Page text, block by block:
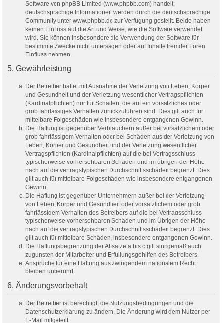
Software von phpBB Limited (www.phpbb.com) handelt;
deutschsprachige Informationen werden durch die deutschsprachige
Community unter www.phpbb.de zur Verfügung gestellt. Beide haben
keinen Einfluss auf die Art und Weise, wie die Software verwendet
wird. Sie können insbesondere die Verwendung der Software für
bestimmte Zwecke nicht untersagen oder auf Inhalte fremder Foren
Einfluss nehmen.
5. Gewährleistung
Der Betreiber haftet mit Ausnahme der Verletzung von Leben, Körper
und Gesundheit und der Verletzung wesentlicher Vertragspflichten
(Kardinalpflichten) nur für Schäden, die auf ein vorsätzliches oder
grob fahrlässiges Verhalten zurückzuführen sind. Dies gilt auch für
mittelbare Folgeschäden wie insbesondere entgangenen Gewinn.
Die Haftung ist gegenüber Verbrauchern außer bei vorsätzlichem oder
grob fahrlässigem Verhalten oder bei Schäden aus der Verletzung von
Leben, Körper und Gesundheit und der Verletzung wesentlicher
Vertragspflichten (Kardinalpflichten) auf die bei Vertragsschluss
typischerweise vorhersehbaren Schäden und im übrigen der Höhe
nach auf die vertragstypischen Durchschnittsschäden begrenzt. Dies
gilt auch für mittelbare Folgeschäden wie insbesondere entgangenen
Gewinn.
Die Haftung ist gegenüber Unternehmern außer bei der Verletzung
von Leben, Körper und Gesundheit oder vorsätzlichem oder grob
fahrlässigem Verhalten des Betreibers auf die bei Vertragsschluss
typischerweise vorhersehbaren Schäden und im Übrigen der Höhe
nach auf die vertragstypischen Durchschnittsschäden begrenzt. Dies
gilt auch für mittelbare Schäden, insbesondere entgangenen Gewinn.
Die Haftungsbegrenzung der Absätze a bis c gilt sinngemäß auch
zugunsten der Mitarbeiter und Erfüllungsgehilfen des Betreibers.
Ansprüche für eine Haftung aus zwingendem nationalem Recht
bleiben unberührt.
6. Änderungsvorbehalt
Der Betreiber ist berechtigt, die Nutzungsbedingungen und die
Datenschutzerklärung zu ändern. Die Änderung wird dem Nutzer per
E-Mail mitgeteilt.